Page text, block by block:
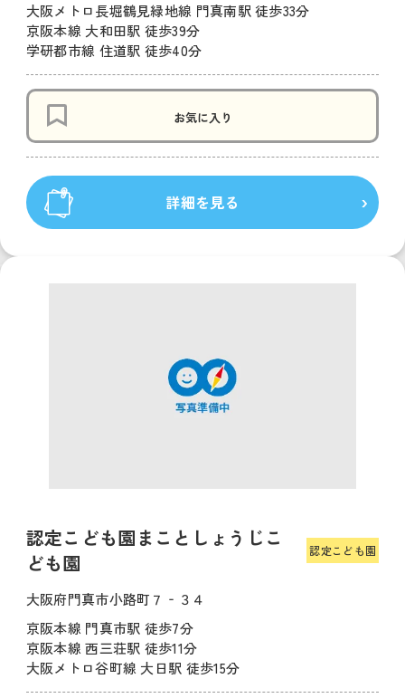
大阪メトロ長堀鶴見緑地線 門真南駅 徒歩33分
京阪本線 大和田駅 徒歩39分
学研都市線 住道駅 徒歩40分
お気に入り
詳細を見る
認定こども園まことしょうじこ
ども園
認定こども園
大阪府門真市小路町７‐３４
京阪本線 門真市駅 徒歩7分
京阪本線 西三荘駅 徒歩11分
大阪メトロ谷町線 大日駅 徒歩15分